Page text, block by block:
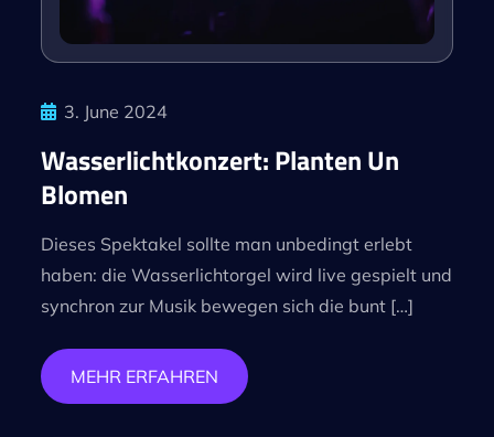
3. June 2024
Wasserlichtkonzert: Planten Un
Blomen
Dieses Spektakel sollte man unbedingt erlebt
haben: die Wasserlichtorgel wird live gespielt und
synchron zur Musik bewegen sich die bunt […]
MEHR ERFAHREN